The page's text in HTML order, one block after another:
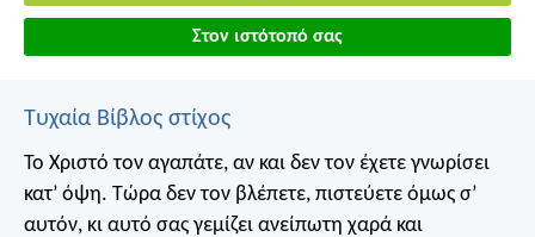
Στον ιστότοπό σας
Τυχαία Βίβλος στίχος
Το Χριστό τον αγαπάτε, αν και δεν τον έχετε γνωρίσει
κατ’ όψη. Τώρα δεν τον βλέπετε, πιστεύετε όμως σ’
αυτόν, κι αυτό σας γεμίζει ανείπωτη χαρά και